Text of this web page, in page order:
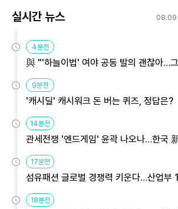
실시간 뉴스
4분전
與 "'하늘이법' 여야 공동 발의 괜찮아…
9분전
'캐시딜' 캐시워크 돈 버는 퀴즈, 정답은?
14분전
관세전쟁 '엔드게임' 윤곽 나오나…한국
17분전
섬유패션 글로벌 경쟁력 키운다…산업부
18분전